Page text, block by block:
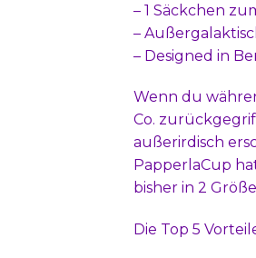
– 1 Säckchen
–
– Designed in
Wenn du
Co.
außerirdisch
PapperlaCup
bisher in 2
Die Top 5